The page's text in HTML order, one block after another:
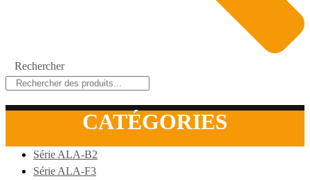
Rechercher
CATÉGORIES
Série ALA-B2
Série ALA-F3